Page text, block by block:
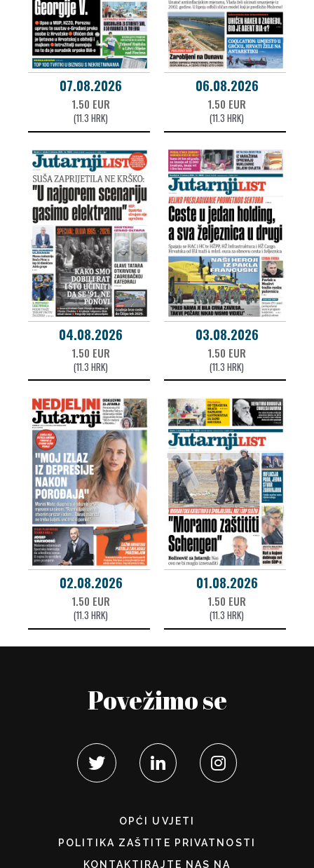
07.08.2026
1.50 EUR
(11.3 HRK)
06.08.2026
1.50 EUR
(11.3 HRK)
04.08.2026
1.50 EUR
(11.3 HRK)
03.08.2026
1.50 EUR
(11.3 HRK)
02.08.2026
1.50 EUR
(11.3 HRK)
01.08.2026
1.50 EUR
(11.3 HRK)
Povežimo se
OPĆI UVJETI
POLITIKA ZAŠTITE PRIVATNOSTI
KONTAKTIRAJTE NAS NA